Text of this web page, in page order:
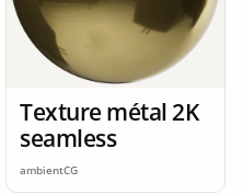
Texture métal 2K
seamless
ambientCG